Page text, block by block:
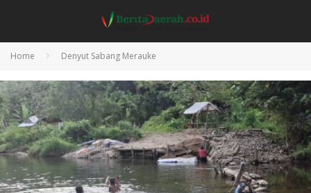
Home Denyut Sabang Merauke